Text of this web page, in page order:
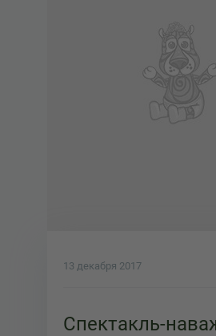
13 декабря 2017
Спектакль-